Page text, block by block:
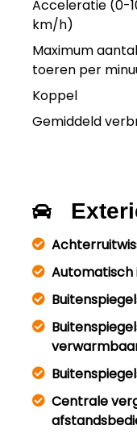
Acceleratie (0-
km/h)
Maximum aantal
toeren per
Koppel
Gemiddeld
Automatisch
Centrale